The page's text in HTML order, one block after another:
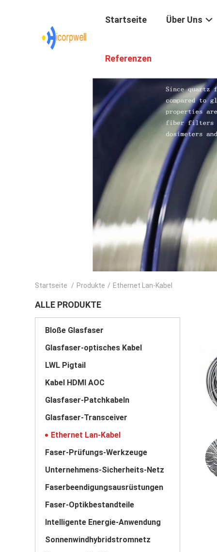
Startseite Über Uns
Referenzen
Startseite / Produkte / Ethernet Lan-Kabel
ALLE PRODUKTE
Bloße Glasfaser
Glasfaser-optisches Kabel
LWL Pigtail
Kabel HDMI AOC
Glasfaser-Patchkabeln
Glasfaser-Transceiver
Ethernet Lan-Kabel
Faser-Prüfungs-Werkzeuge
Unternehmens-Sicherheits-Netz
Faserbeendigungsausrüstungen
Faser-Optikbestandteile
Intelligente Energie-Anwendung
Sonnenwindhybridstromnetz